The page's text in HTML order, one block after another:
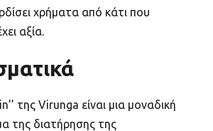
χρήματα από κάτι που
αξία.
της Virunga είναι μια μοναδική
της διατήρησης της